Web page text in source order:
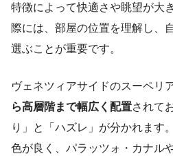
特徴によって快適さや眺望が大
際には、部屋の位置を理解し、
選ぶことが重要です。
ヴェネツィアサイドのスーペリ
ら高層階まで幅広く配置されて
り」と「ハズレ」が分かれます
色が良く、パラッツォ・カナル